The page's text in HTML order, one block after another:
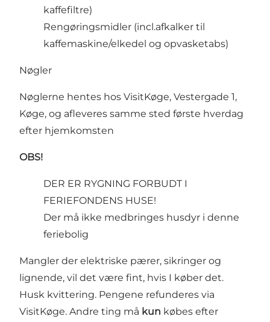
kaffefiltre)
Rengøringsmidler (incl.afkalker til
kaffemaskine/elkedel og opvasketabs)
Nøgler
Nøglerne hentes hos VisitKøge, Vestergade 1,
Køge, og afleveres samme sted første hverdag
efter hjemkomsten
OBS!
DER ER RYGNING FORBUDT I
FERIEFONDENS HUSE!
Der må ikke medbringes husdyr i denne
feriebolig
Mangler der elektriske pærer, sikringer og
lignende, vil det være fint, hvis I køber det.
Husk kvittering. Pengene refunderes via
VisitKøge. Andre ting må kun købes efter